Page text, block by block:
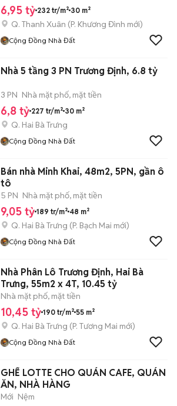
6,95 tỷ 232 tr/m² 30 m²
Q. Thanh Xuân (P. Khương Đình mới)
Cộng Đồng Nhà Đất
Nhà 5 tầng 3 PN Trương Định, 6.8 tỷ
3 PN Nhà mặt phố, mặt tiền
6,8 tỷ 227 tr/m² 30 m²
Q. Hai Bà Trưng
Cộng Đồng Nhà Đất
Bán nhà Minh Khai, 48m2, 5PN, gần ô
tô
5 PN Nhà mặt phố, mặt tiền
9,05 tỷ 189 tr/m² 48 m²
Q. Hai Bà Trưng (P. Bạch Mai mới)
Cộng Đồng Nhà Đất
Nhà Phân Lô Trương Định, Hai Bà
Trưng, 55m2 x 4T, 10.45 tỷ
Nhà mặt phố, mặt tiền
10,45 tỷ 190 tr/m² 55 m²
Q. Hai Bà Trưng (P. Tương Mai mới)
Cộng Đồng Nhà Đất
GHẾ LOTTE CHO QUÁN CAFE, QUÁN
ĂN, NHÀ HÀNG
Mới Nệm